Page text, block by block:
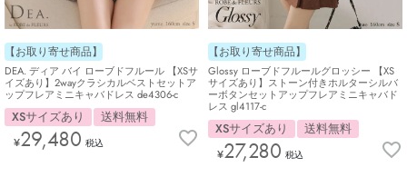
【お取り寄せ商品】
DEA. ディア バイ ローブドフルール 【XSサ
イズあり】2wayクラシカルベストセットア
ップフレアミニキャバドレス de4306-c
XSサイズあり 送料無料
¥29,480 税込
【お取り寄せ商品】
Glossy ローブドフルールグロッシー 【XS
サイズあり】ストーン付きホルターシルバ
ーボタンセットアップフレアミニキャバド
レス gl4117-c
XSサイズあり 送料無料
¥27,280 税込